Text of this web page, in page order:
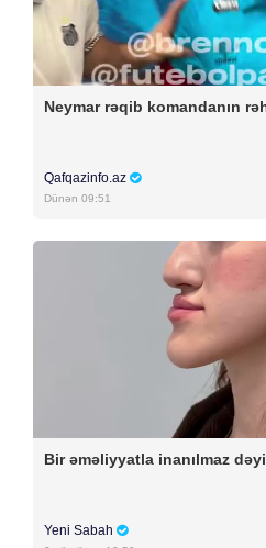
Neymar rəqib komandanın
Qafqazinfo.az
Dünən 09:51
Bir əməliyyatla inanılmaz
Yeni Sabah